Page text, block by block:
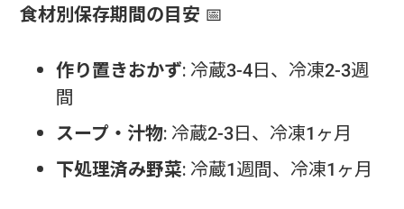
食材別保存期間の目安 📅
作り置きおかず: 冷蔵3-4日、冷凍2-3週
間
スープ・汁物: 冷蔵2-3日、冷凍1ヶ月
下処理済み野菜: 冷蔵1週間、冷凍1ヶ月